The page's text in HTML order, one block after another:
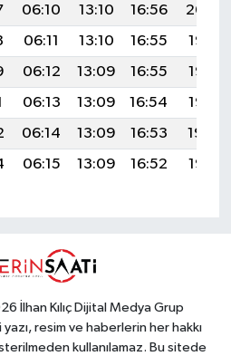
06:10 13:10 16:56
20:00
06:11 13:10 16:55
19:58
06:12 13:09 16:55
19:57
06:13 13:09 16:54
19:55
06:14 13:09 16:53
19:54
06:15 13:09 16:52 19:52
İlhan Kılıç Dijital Medya Grup
resim ve haberlerin her hakkı
kullanılamaz. Bu sitede